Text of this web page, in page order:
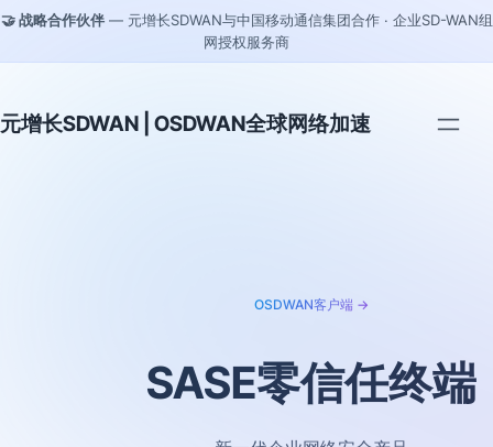
🤝 战略合作伙伴— 元增长SDWAN与中国移动通信集团合作 · 企业SD-WAN组
网授权服务商
元增长SDWAN | OSDWAN全球网络加速
OSDWAN客户端 →
SASE零信任终端